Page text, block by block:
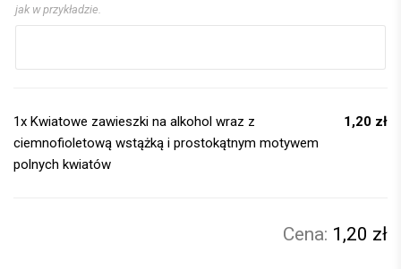
jak w przykładzie.
1x Kwiatowe zawieszki na alkohol wraz z
ciemnofioletową wstążką i prostokątnym motywem
polnych kwiatów
1,20 zł
1,20 zł